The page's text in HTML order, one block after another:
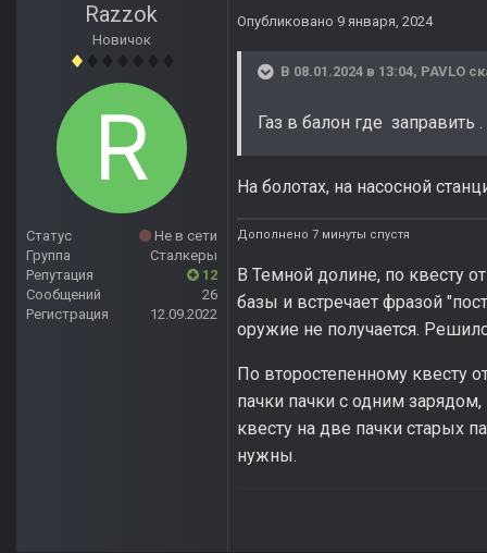
Razzok
Новичок
Статус
Не в сети
Группа
Сталкеры
Репутация
12
Сообщений
26
Регистрация
12.09.2022
Опубликовано 9 января, 2024
В 08.01.2024 в 13:04, PAVLO
Газ в балон где заправить .
На болотах, на насосной
Дополнено 7 минуты спустя
В Темной долине, по квесту
базы и встречает фразой
оружие не получается.
По второстепенному квесту
пачки пачки с одним
квесту на две пачки старых
нужны.